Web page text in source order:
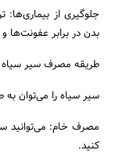
جلوگیری از بیماری‌ها:
بدن در برابر عفونت‌ها
طریقه مصرف سیر سیاه
سیر سیاه را می‌توان
مصرف خام: می‌توانید
کنید.